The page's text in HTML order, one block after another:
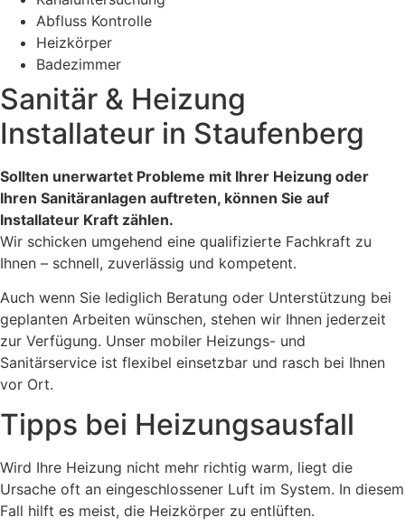
Abfluss Kontrolle
Heizkörper
Badezimmer
Sanitär & Heizung
Installateur in Staufenberg
Sollten unerwartet Probleme mit Ihrer Heizung oder
Ihren Sanitäranlagen auftreten, können Sie auf
Installateur Kraft zählen.
Wir schicken umgehend eine qualifizierte Fachkraft zu
Ihnen – schnell, zuverlässig und kompetent.
Auch wenn Sie lediglich Beratung oder Unterstützung bei
geplanten Arbeiten wünschen, stehen wir Ihnen jederzeit
zur Verfügung. Unser mobiler Heizungs- und
Sanitärservice ist flexibel einsetzbar und rasch bei Ihnen
vor Ort.
Tipps bei Heizungsausfall
Wird Ihre Heizung nicht mehr richtig warm, liegt die
Ursache oft an eingeschlossener Luft im System. In diesem
Fall hilft es meist, die Heizkörper zu entlüften.